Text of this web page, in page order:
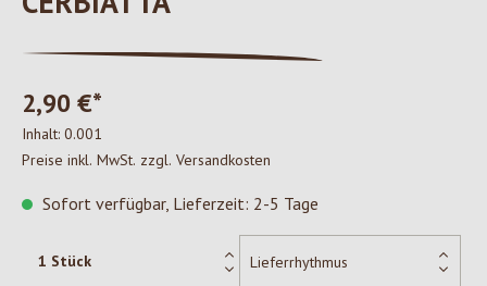
2,90 €*
Inhalt: 0.001
Preise inkl. MwSt. zzgl. Versandkosten
Sofort verfügbar, Lieferzeit: 2-5 Tage